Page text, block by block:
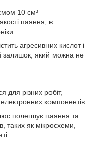
10 см³
паяння, в
агресивних кислот і
залишок, який можна не
для різних робіт,
компонентів:
полегшує паяння та
таких як мікросхеми,